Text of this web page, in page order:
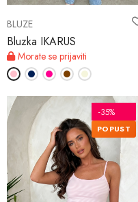
BLUZE
Bluzka IKARUS
Morate se prijaviti
-35%
POPUST